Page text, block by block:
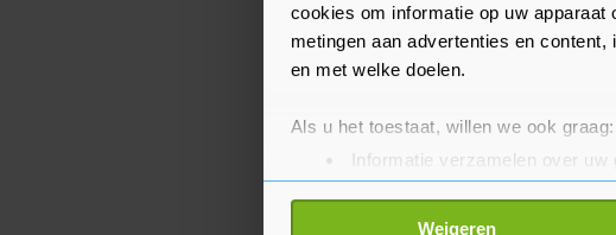
cookies om informatie op uw apparaat
metingen aan advertenties en
en met welke doelen.
Als u het toestaat, willen we ook graag:
Informatie verzamelen over
Uw apparaat identificeren door
Lees meer over hoe uw persoonlijke
Weigeren